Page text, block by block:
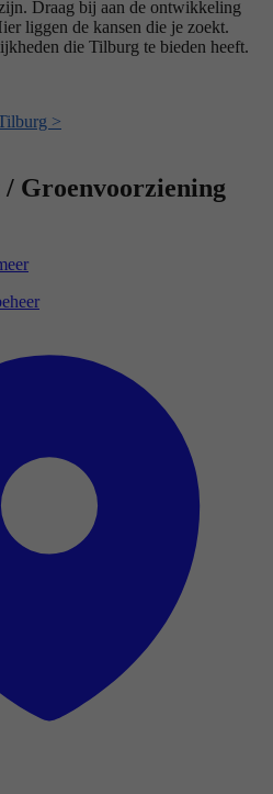
Draag bij aan de ontwikkeling
liggen de kansen die je zoekt.
die Tilburg te bieden heeft.
>
Groenvoorziening